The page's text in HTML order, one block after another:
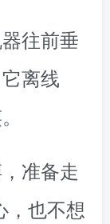
往前垂
离线
准备走
，也不想